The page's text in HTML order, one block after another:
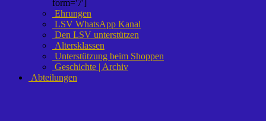
form='7']
Ehrungen
LSV WhatsApp Kanal
Den LSV unterstützen
Altersklassen
Unterstützung beim Shoppen
Geschichte | Archiv
Abteilungen